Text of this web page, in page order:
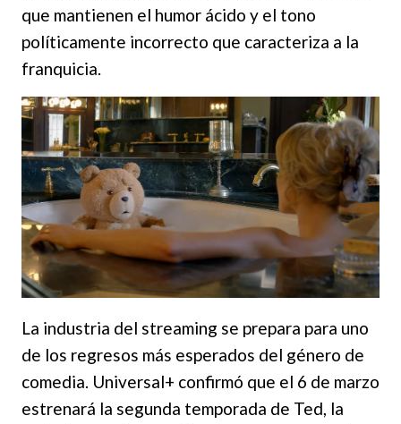
que mantienen el humor ácido y el tono
políticamente incorrecto que caracteriza a la
franquicia.
La industria del streaming se prepara para uno
de los regresos más esperados del género de
comedia. Universal+ confirmó que el 6 de marzo
estrenará la segunda temporada de Ted, la